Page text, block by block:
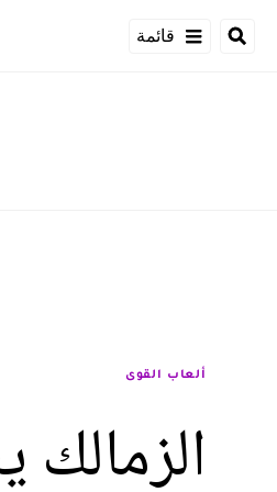
قائمة
ألعاب القوى